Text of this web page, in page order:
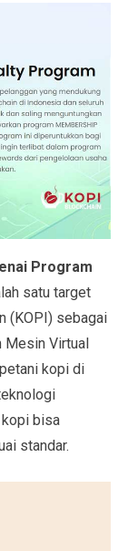
Program
satu target
(KOPI) sebagai
Mesin Virtual
kopi di
kopi bisa
standar.